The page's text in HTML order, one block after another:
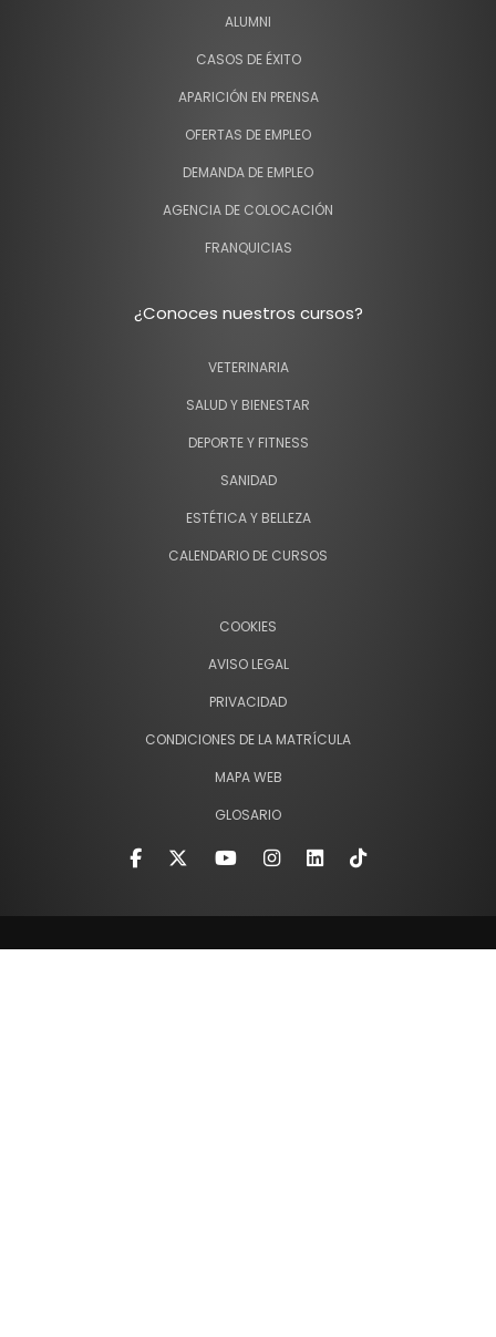
ALUMNI
CASOS DE ÉXITO
APARICIÓN EN PRENSA
OFERTAS DE EMPLEO
DEMANDA DE EMPLEO
AGENCIA DE COLOCACIÓN
FRANQUICIAS
¿Conoces nuestros cursos?
VETERINARIA
SALUD Y BIENESTAR
DEPORTE Y FITNESS
SANIDAD
ESTÉTICA Y BELLEZA
CALENDARIO DE CURSOS
COOKIES
AVISO LEGAL
PRIVACIDAD
CONDICIONES DE LA MATRÍCULA
MAPA WEB
GLOSARIO